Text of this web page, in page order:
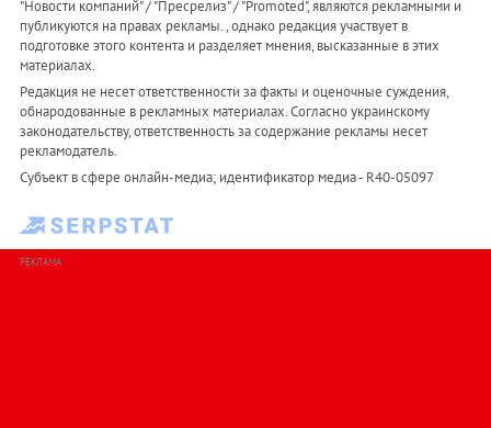
"Новости компаний" / "Пресрелиз" / "Promoted", являются рекламными и
публикуются на правах рекламы. , однако редакция участвует в
подготовке этого контента и разделяет мнения, высказанные в этих
материалах.
Редакция не несет ответственности за факты и оценочные суждения,
обнародованные в рекламных материалах. Согласно украинскому
законодательству, ответственность за содержание рекламы несет
рекламодатель.
Субъект в сфере онлайн-медиа; идентификатор медиа - R40-05097
РЕКЛАМА